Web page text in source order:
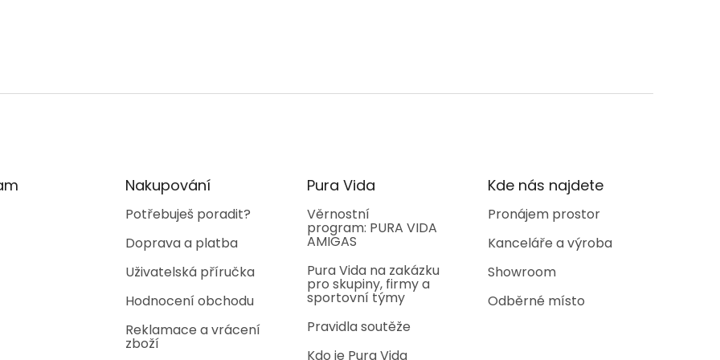
Nakupování
Potřebuješ poradit?
Doprava a platba
Uživatelská příručka
Hodnocení obchodu
Reklamace a vrácení
zboží
Pura Vida
Věrnostní
program: PURA VIDA
AMIGAS
Pura Vida na zakázku
pro skupiny, firmy a
sportovní týmy
Pravidla soutěže
Kdo je Pura Vida
Kde nás najdete
Pronájem prostor
Kanceláře a výroba
Showroom
Odběrné místo